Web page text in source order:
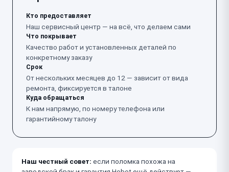
Кто предоставляет
Наш сервисный центр — на всё, что делаем сами
Что покрывает
Качество работ и установленных деталей по
конкретному заказу
Срок
От нескольких месяцев до 12 — зависит от вида
ремонта, фиксируется в талоне
Куда обращаться
К нам напрямую, по номеру телефона или
гарантийному талону
Наш честный совет: если поломка похожа на